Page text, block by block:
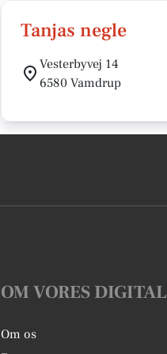
Tanjas negle
Vesterbyvej 14
6580 Vamdrup
OM VORES DIGITAL
Om os